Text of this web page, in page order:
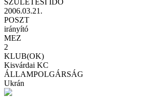
2006.03.21.
POSZT
irányító
MEZ
2
KLUB(OK)
Kisvárdai KC
ÁLLAMPOLGÁRSÁG
Ukrán